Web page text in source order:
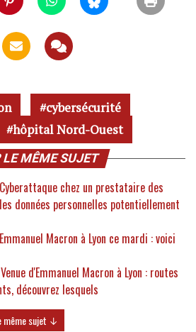
cybersécurité
hôpital Nord-Ouest
LE MÊME SUJET
Cyberattaque chez un prestataire des
données personnelles potentiellement
Emmanuel Macron à Lyon ce mardi : voici
Venue d'Emmanuel Macron à Lyon : routes
découvrez lesquels
même sujet ↓